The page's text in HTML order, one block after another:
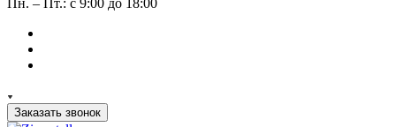
Пн. – Пт.: с 9:00 до 18:00
Заказать звонок